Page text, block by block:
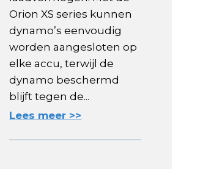
Orion XS series kunnen
dynamo’s eenvoudig
worden aangesloten op
elke accu, terwijl de
dynamo beschermd
blijft tegen de...
Lees meer >>